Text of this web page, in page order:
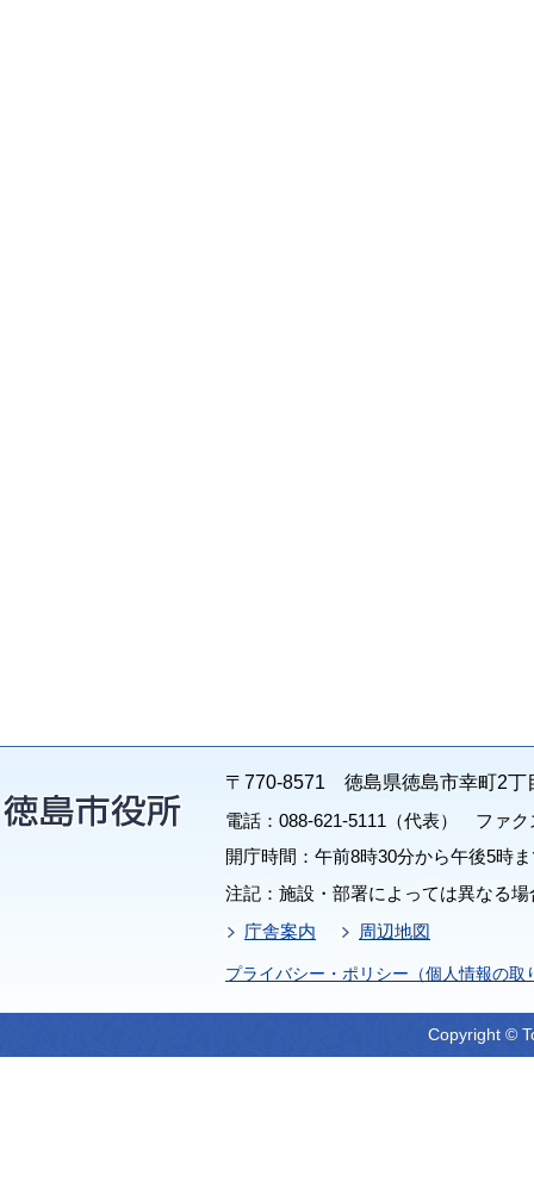
〒770-8571 徳島県徳島市幸町2丁
電話：088-621-5111（代表） ファク
開庁時間：午前8時30分から午後5時
注記：施設・部署によっては異なる
庁舎案内
周辺地図
プライバシー・ポリシー（個人情報の取
Copyright ©